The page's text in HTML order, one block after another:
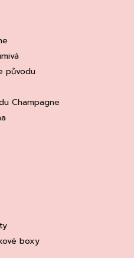
původu
Champagne
boxy
SUPERIORE DOCG